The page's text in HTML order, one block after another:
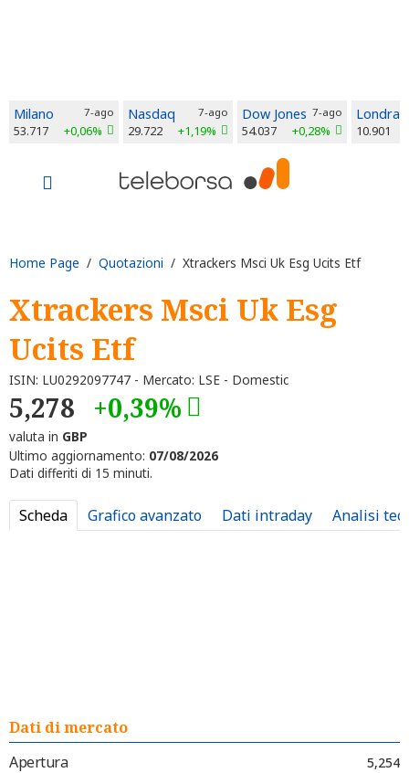
Milano 7-ago
53.717 +0,06%
Nasdaq 7-ago
29.722 +1,19%
Dow Jones 7-ago
54.037 +0,28%
Londra
10.901
Home Page / Quotazioni / Xtrackers Msci Uk Esg Ucits Etf
Xtrackers Msci Uk Esg
Ucits Etf
ISIN: LU0292097747 - Mercato: LSE - Domestic
5,278 +0,39%
valuta in GBP
Ultimo aggiornamento: 07/08/2026
Dati differiti di 15 minuti.
Scheda Grafico avanzato Dati intraday Analisi
Dati di mercato
Apertura
5,254